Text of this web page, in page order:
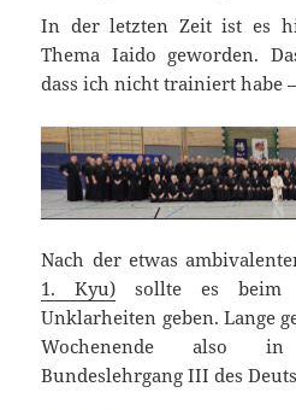
In der letzten Zeit ist es
Thema Iaido geworden.
dass ich nicht trainiert habe
Nach der etwas
1. Kyu) sollte es beim
Unklarheiten geben. Lange
Wochenende also
Bundeslehrgang III des